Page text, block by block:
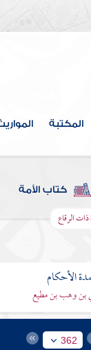
المكتبة
كتاب الأمة
الرقاع
الأحكام
بن وهب بن مطيع
362